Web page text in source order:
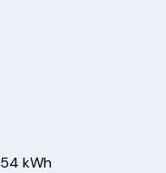
54 kWh